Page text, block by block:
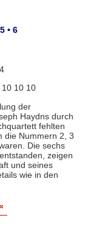
• 6
10 10 10
der
Haydns durch
fehlten
die Nummern 2, 3
Die sechs
zeigen
und seines
wie in den